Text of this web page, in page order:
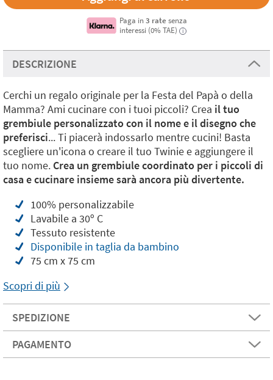
Paga in 3 rate senza
interessi (0% TAE)
i
DESCRIZIONE
Cerchi un regalo originale per la Festa del Papà o della
Mamma? Ami cucinare con i tuoi piccoli? Crea il tuo
grembiule personalizzato con il nome e il disegno che
preferisci... Ti piacerà indossarlo mentre cucini! Basta
scegliere un'icona o creare il tuo Twinie e aggiungere il
tuo nome. Crea un grembiule coordinato per i piccoli di
casa e cucinare insieme sarà ancora più divertente.
100% personalizzabile
Lavabile a 30º C
Tessuto resistente
Disponibile in taglia da bambino
75 cm x 75 cm
Scopri di più
SPEDIZIONE
PAGAMENTO